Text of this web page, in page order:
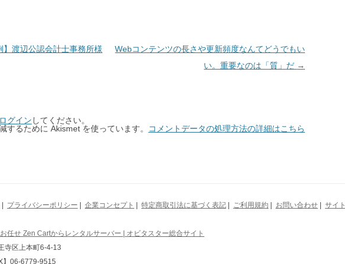
】渡辺公認会計士事務所様
Webコンテンツの長さや更新頻度なんてどうでもい
い。重要なのは「質」だ →
ログイン してください。
するために Akismet を使っています。
コメントデータの処理方法の詳細はこちら
プライバシーポリシー 企業コンセプト 特定商取引法に基づく表記 ご利用規約 お問い合わせ サイ
任せ Zen Cartからレンタルサーバー | オビタスター総合サイト
寺区上本町6-4-13
】06-6779-9515